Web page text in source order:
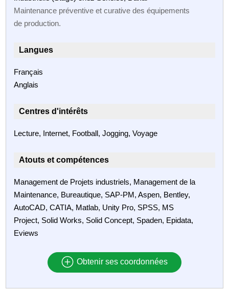
Maintenance préventive et curative des équipements
de production.
Langues
Français
Anglais
Centres d'intérêts
Lecture, Internet, Football, Jogging, Voyage
Atouts et compétences
Management de Projets industriels, Management de la
Maintenance, Bureautique, SAP-PM, Aspen, Bentley,
AutoCAD, CATIA, Matlab, Unity Pro, SPSS, MS
Project, Solid Works, Solid Concept, Spaden, Epidata,
Eviews
Obtenir ses coordonnées